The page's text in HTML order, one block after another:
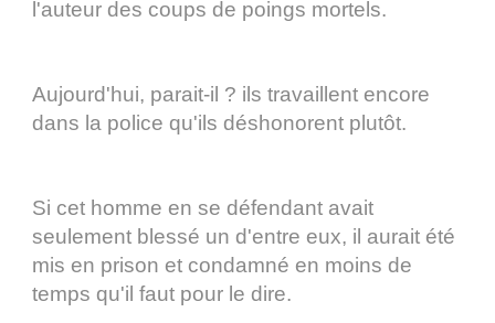
l'auteur des coups de poings mortels.
Aujourd'hui, parait-il ? ils travaillent encore
dans la police qu'ils déshonorent plutôt.
Si cet homme en se défendant avait
seulement blessé un d'entre eux, il aurait été
mis en prison et condamné en moins de
temps qu'il faut pour le dire.